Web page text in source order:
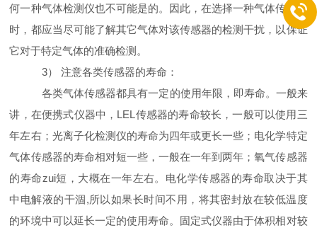
何一种气体检测仪也不可能是的。因此，在选择一种气体传感器
时，都应当尽可能了解其它气体对该传感器的检测干扰，以保证
它对于特定气体的准确检测。
3） 注意各类传感器的寿命：
各类气体传感器都具有一定的使用年限，即寿命。一般来
讲，在便携式仪器中，LEL传感器的寿命较长，一般可以使用三
年左右；光离子化检测仪的寿命为四年或更长一些；电化学特定
气体传感器的寿命相对短一些，一般在一年到两年；氧气传感器
的寿命zui短，大概在一年左右。电化学传感器的寿命取决于其
中电解液的干涸,所以如果长时间不用，将其密封放在较低温度
的环境中可以延长一定的使用寿命。固定式仪器由于体积相对较